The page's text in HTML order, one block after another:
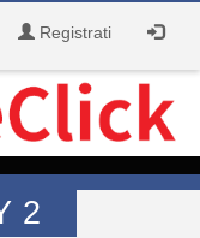
Registrati
2